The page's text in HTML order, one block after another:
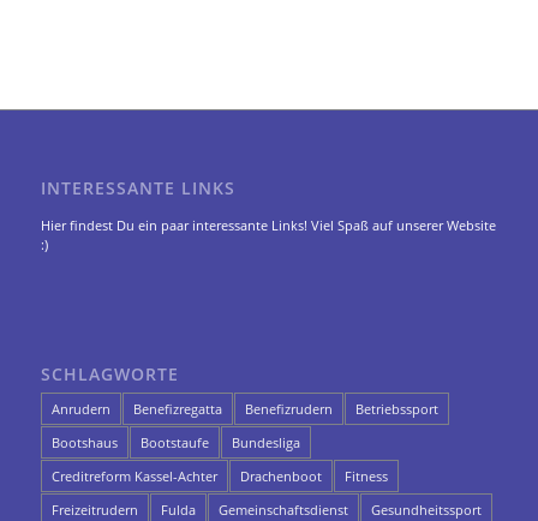
INTERESSANTE LINKS
Hier findest Du ein paar interessante Links! Viel Spaß auf unserer Website
:)
SCHLAGWORTE
Anrudern Benefizregatta Benefizrudern
Betriebssport
Bootshaus
Bootstaufe
Bundesliga
Creditreform Kassel-Achter
Drachenboot
Fitness
Freizeitrudern
Fulda Gemeinschaftsdienst
Gesundheitssport